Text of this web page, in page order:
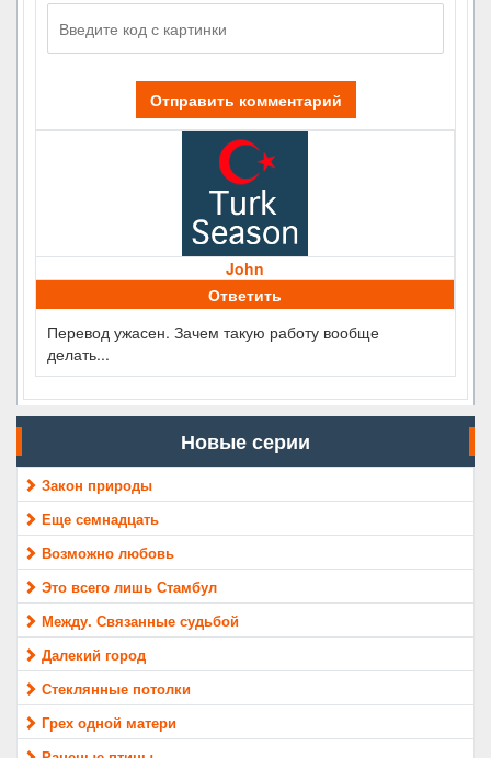
Отправить комментарий
John
Ответить
Перевод ужасен. Зачем такую работу вообще
делать...
Новые серии
Закон природы
Еще семнадцать
Возможно любовь
Это всего лишь Стамбул
Между. Связанные судьбой
Далекий город
Стеклянные потолки
Грех одной матери